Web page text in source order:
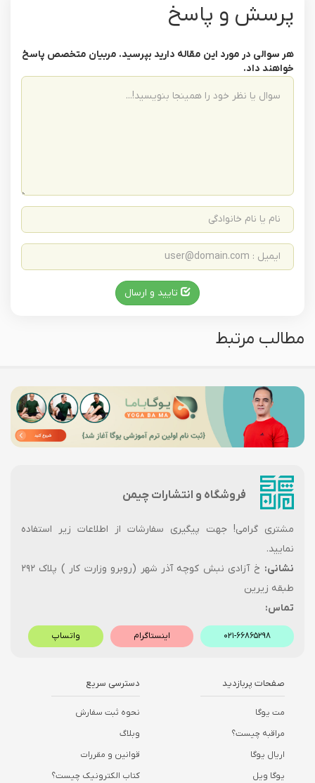
پرسش و پاسخ
هر سوالی در مورد این مقاله دارید بپرسید. مربیان متخصص پاسخ
خواهند داد.
مطالب مرتبط
فروشگاه و انتشارات چیمن
مشتری گرامی! جهت پیگیری سفارشات از اطلاعات زیر استفاده
نمایید.
نشانی:
خ آزادی نبش کوچه آذر شهر (روبرو وزارت کار ) پلاک ۲۹۲
طبقه زیرین
تماس:
۰۲۱-۶۶۸۶۵۲۹۸ اینستاگرام واتساپ
صفحات پربازدید
مت یوگا
مراقبه چیست؟
اریال یوگا
یوگا ویل
دسترسی سریع
نحوه ثبت سفارش
وبلاگ
قوانین و مقررات
کتاب الکترونیک چیست؟